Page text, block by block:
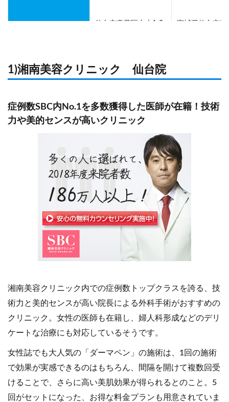
仙台市青葉区中央1‐2‐
宮城県仙台市青
JR「仙台駅」徒歩約1
分
JR「仙台駅」
歩2分
地下鉄東西線・
線「仙台駅」
歩3分
営業時間 10：00～19：00 10：00～19：
1)湘南美容クリニック 仙台院
症例数SBC内No.1を多数獲得した医師が在籍！技術
力や美的センスが高いクリニック
湘南美容クリニック内での症例数トップクラスを誇る、技
術力と美的センスが高い院長による外科手術がおすすめの
クリニック。女性の医師も在籍し、婦人科形成などのデリ
ケートな治療にも対応しているそうです。
女性誌でも大人気の「ダーマペン」の施術は、1回の施術
で効果が実感できるのはもちろん、間隔を開けて複数回受
けることで、さらに高い美肌効果が得られるとのこと。5
回がセットになった、お得な料金プランも用意されていま